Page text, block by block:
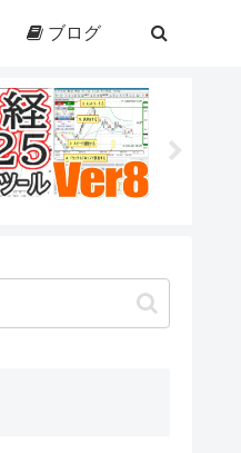
ブログ